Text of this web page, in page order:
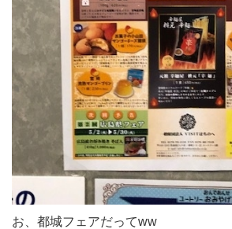
お、都城フェアだってww